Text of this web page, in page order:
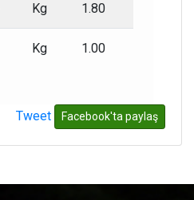
Kg 1.80
Kg 1.00
Tweet Facebook'ta paylaş